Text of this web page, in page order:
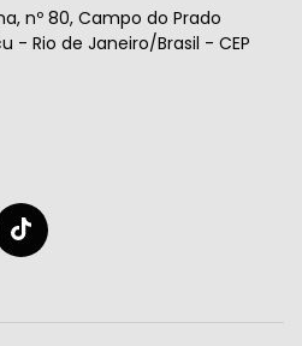
nº 80, Campo do Prado
- Rio de Janeiro/Brasil - CEP